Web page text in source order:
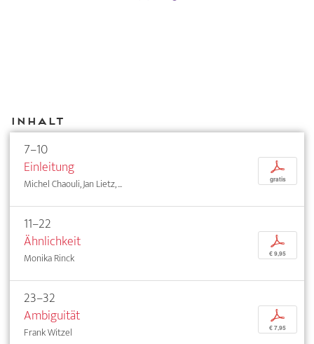
Inhalt
7–10
Einleitung
Michel Chaouli, Jan Lietz, ...
p
gratis
11–22
Ähnlichkeit
Monika Rinck
p
€ 9,95
23–32
Ambiguität
Frank Witzel
p
€ 7,95